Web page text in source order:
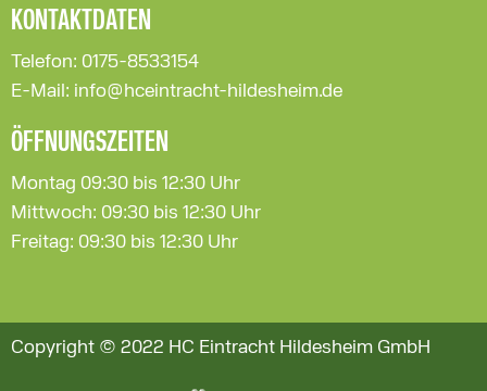
KONTAKTDATEN
Telefon: 0175-8533154
E-Mail: info@hceintracht-hildesheim.de
ÖFFNUNGSZEITEN
Montag 09:30 bis 12:30 Uhr
Mittwoch: 09:30 bis 12:30 Uhr
Freitag: 09:30 bis 12:30 Uhr
Copyright © 2022 HC Eintracht Hildesheim GmbH